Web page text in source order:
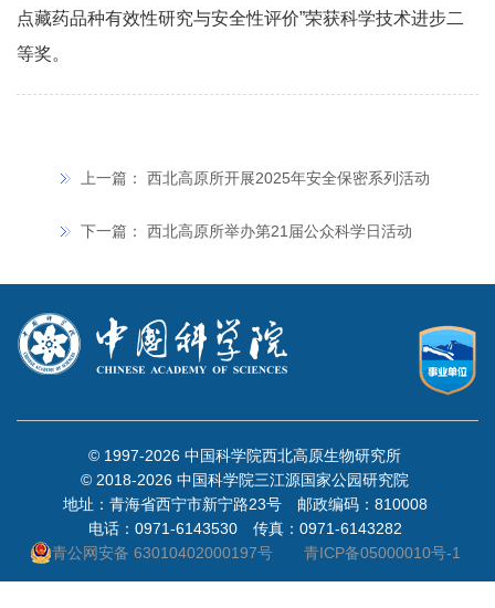
点藏药品种有效性研究与安全性评价”荣获科学技术进步二
等奖。
上一篇： 西北高原所开展2025年安全保密系列活动
下一篇： 西北高原所举办第21届公众科学日活动
© 1997-2026 中国科学院西北高原生物研究所
© 2018-2026 中国科学院三江源国家公园研究院
地址：青海省西宁市新宁路23号 邮政编码：810008
电话：0971-6143530 传真：0971-6143282
青公网安备 63010402000197号
青ICP备05000010号-1